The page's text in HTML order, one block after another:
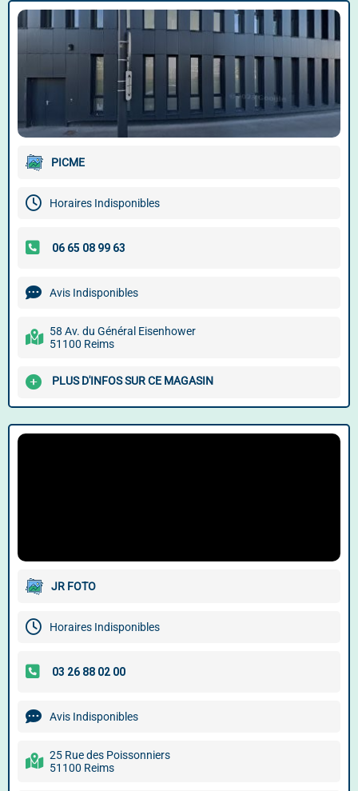
PICME
Horaires Indisponibles
Avis Indisponibles
58 Av. du Général Eisenhower
51100 Reims
PLUS D'INFOS SUR CE MAGASIN
JR FOTO
Horaires Indisponibles
Avis Indisponibles
25 Rue des Poissonniers
51100 Reims